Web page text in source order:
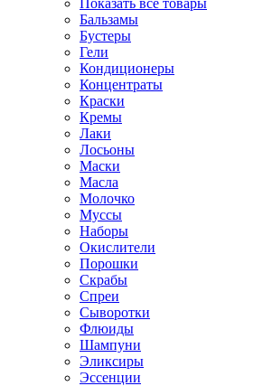
Показать все товары
Бальзамы
Бустеры
Гели
Кондиционеры
Концентраты
Краски
Кремы
Лаки
Лосьоны
Маски
Масла
Молочко
Муссы
Наборы
Окислители
Порошки
Скрабы
Спреи
Сыворотки
Флюиды
Шампуни
Эликсиры
Эссенции